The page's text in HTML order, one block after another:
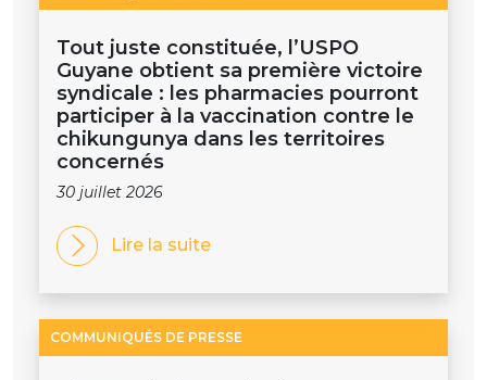
Tout juste constituée, l’USPO
Guyane obtient sa première victoire
syndicale : les pharmacies pourront
participer à la vaccination contre le
chikungunya dans les territoires
concernés
30 juillet 2026
Lire la suite
COMMUNIQUÉS DE PRESSE